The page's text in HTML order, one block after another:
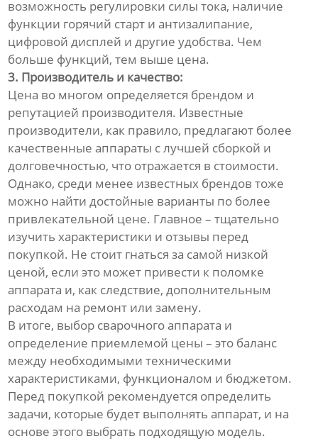
возможность регулировки силы тока, наличие
функции горячий старт и антизалипание,
цифровой дисплей и другие удобства. Чем
больше функций, тем выше цена.
3. Производитель и качество:
Цена во многом определяется брендом и
репутацией производителя. Известные
производители, как правило, предлагают более
качественные аппараты с лучшей сборкой и
долговечностью, что отражается в стоимости.
Однако, среди менее известных брендов тоже
можно найти достойные варианты по более
привлекательной цене. Главное – тщательно
изучить характеристики и отзывы перед
покупкой. Не стоит гнаться за самой низкой
ценой, если это может привести к поломке
аппарата и, как следствие, дополнительным
расходам на ремонт или замену.
В итоге, выбор сварочного аппарата и
определение приемлемой цены – это баланс
между необходимыми техническими
характеристиками, функционалом и бюджетом.
Перед покупкой рекомендуется определить
задачи, которые будет выполнять аппарат, и на
основе этого выбрать подходящую модель.